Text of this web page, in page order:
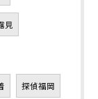
見
探偵福岡